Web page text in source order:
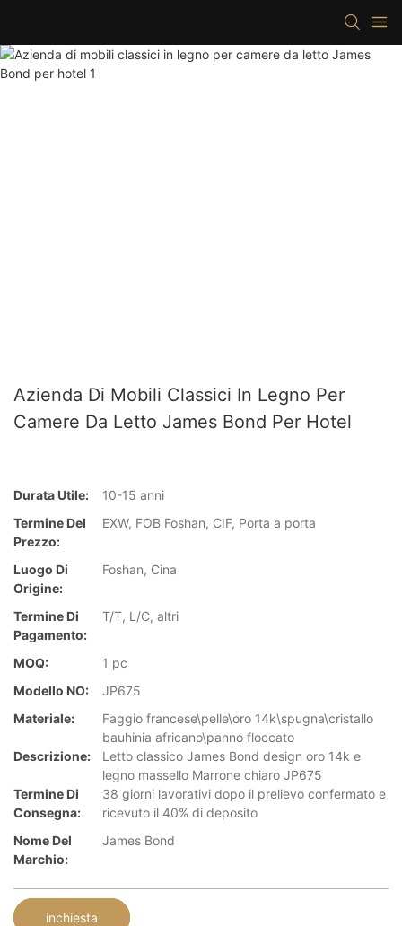
Azienda Di Mobili Classici In Legno Per
Camere Da Letto James Bond Per Hotel
Durata Utile:
10-15 anni
Termine Del
Prezzo:
EXW, FOB Foshan, CIF, Porta a porta
Luogo Di
Origine:
Foshan, Cina
Termine Di
Pagamento:
T/T, L/C, altri
MOQ:
1 pc
Modello NO:
JP675
Materiale:
Faggio francese\pelle\oro 14k\spugna\cristallo
bauhinia africano\panno floccato
Descrizione:
Letto classico James Bond design oro 14k e
legno massello Marrone chiaro JP675
Termine Di
Consegna:
38 giorni lavorativi dopo il prelievo confermato e
ricevuto il 40% di deposito
Nome Del
Marchio:
James Bond
inchiesta